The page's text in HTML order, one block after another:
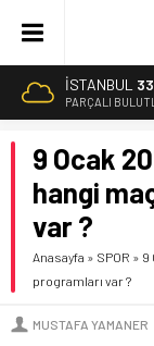
İSTANBUL
PARÇALI
9 Ocak
hangi
var ?
Anasayfa » SPOR » 9
programları var ?
MUSTAFA YAMANER